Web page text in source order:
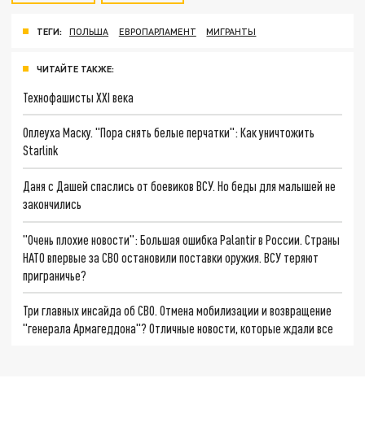
ТЕГИ: ПОЛЬША ЕВРОПАРЛАМЕНТ МИГРАНТЫ
ЧИТАЙТЕ ТАКЖЕ:
Технофашисты XXI века
Оплеуха Маску. "Пора снять белые перчатки": Как уничтожить
Starlink
Даня с Дашей спаслись от боевиков ВСУ. Но беды для малышей не
закончились
"Очень плохие новости": Большая ошибка Palantir в России. Страны
НАТО впервые за СВО остановили поставки оружия. ВСУ теряют
приграничье?
Три главных инсайда об СВО. Отмена мобилизации и возвращение
"генерала Армагеддона"? Отличные новости, которые ждали все